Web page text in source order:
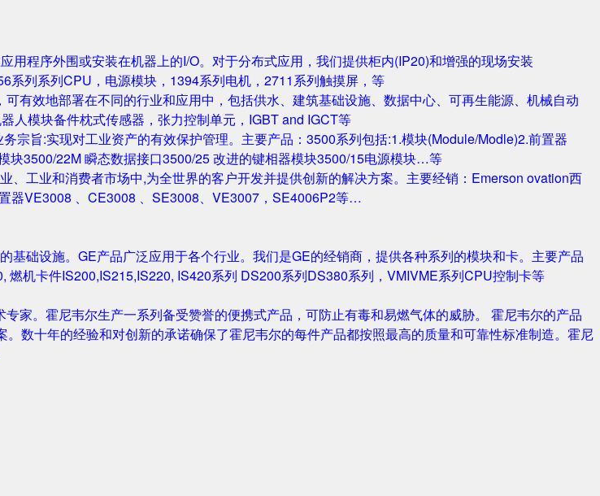
用程序外围或安装在机器上的I/O。对于分布式应用，我们提供柜内(IP20)和增强的现场安装
系列系列CPU，电源模块，1394系列电机，2711系列触摸屏，等
有效地部署在不同的行业和应用中，包括供水、建筑基础设施、数据中心、可再生能源、机械自动
人模块备件枕式传感器，张力控制单元，IGBT and IGCT等
宗旨:实现对工业资产的有效保护管理。主要产品：3500系列包括:1.模块(Module/Modle)2.前置器
块3500/22M 瞬态数据接口3500/25 改进的键相器模块3500/15电源模块…等
、工业和消费者市场中,为全世界的客户开发并提供创新的解决方案。主要经销：Emerson ovation西
器VE3008 、CE3008 、SE3008、VE3007，SE4006P2等…
基础设施。GE产品广泛应用于各个行业。我们是GE的经销商，提供各种系列的模块和卡。主要产品
机卡件IS200,IS215,IS220, IS420系列 DS200系列DS380系列，VMIVME系列CPU控制卡等
家。霍尼韦尔生产一系列备受赞誉的便携式产品，可防止有毒和易燃气体的威胁。 霍尼韦尔的产品
数十年的经验和对创新的承诺确保了霍尼韦尔的每件产品都按照最高的质量和可靠性标准制造。霍尼